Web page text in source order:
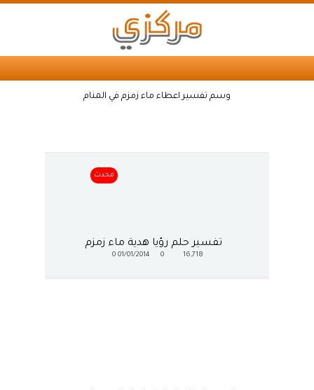
وسم تفسير اعطاء ماء زمزم في المنام
محدث
تفسير حلم رؤيا هدية ماء زمزم
16,718
01/01/2014
0